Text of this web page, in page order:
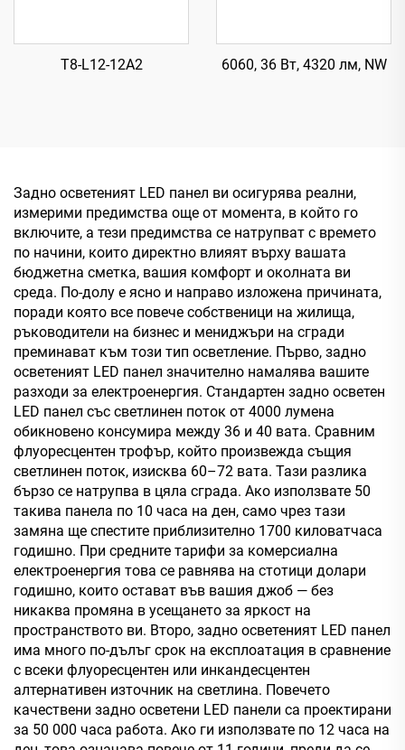
T8-L12-12A2 6060, 36 Вт, 4320 лм, NW
Задно осветеният LED панел ви осигурява реални,
измерими предимства още от момента, в който го
включите, а тези предимства се натрупват с времето
по начини, които директно влияят върху вашата
бюджетна сметка, вашия комфорт и околната ви
среда. По-долу е ясно и направо изложена причината,
поради която все повече собственици на жилища,
ръководители на бизнес и мениджъри на сгради
преминават към този тип осветление. Първо, задно
осветеният LED панел значително намалява вашите
разходи за електроенергия. Стандартен задно осветен
LED панел със светлинен поток от 4000 лумена
обикновено консумира между 36 и 40 вата. Сравним
флуоресцентен трофър, който произвежда същия
светлинен поток, изисква 60–72 вата. Тази разлика
бързо се натрупва в цяла сграда. Ако използвате 50
такива панела по 10 часа на ден, само чрез тази
замяна ще спестите приблизително 1700 киловатчаса
годишно. При средните тарифи за комерсиална
електроенергия това се равнява на стотици долари
годишно, които остават във вашия джоб — без
никаква промяна в усещането за яркост на
пространството ви. Второ, задно осветеният LED панел
има много по-дълъг срок на експлоатация в сравнение
с всеки флуоресцентен или инкандесцентен
алтернативен източник на светлина. Повечето
качествени задно осветени LED панели са проектирани
за 50 000 часа работа. Ако ги използвате по 12 часа на